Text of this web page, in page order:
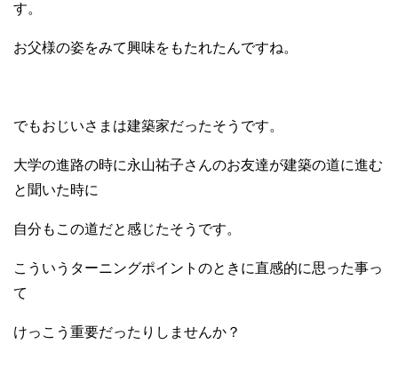
す。
お父様の姿をみて興味をもたれたんですね。
でもおじいさまは建築家だったそうです。
大学の進路の時に永山祐子さんのお友達が建築の道に進む
と聞いた時に
自分もこの道だと感じたそうです。
こういうターニングポイントのときに直感的に思った事っ
て
けっこう重要だったりしませんか？